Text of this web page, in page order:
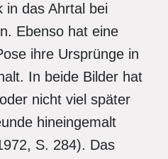
in das Ahrtal bei
Ebenso hat eine
ihre Ursprünge in
In beide Bilder hat
nicht viel später
hineingemalt
S. 284). Das